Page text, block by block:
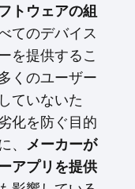
トウェアの組
てのデバイス
を提供するこ
くのユーザー
ていないた
化を防ぐ目的
メーカーが
アプリを提供